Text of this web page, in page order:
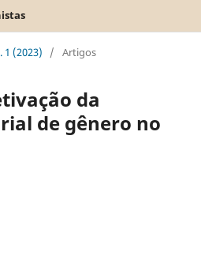
1 (2023) / Artigos
da
de gênero no